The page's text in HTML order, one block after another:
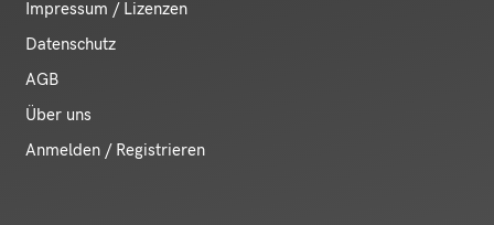
Impressum / Lizenzen
Datenschutz
AGB
Über uns
Anmelden / Registrieren